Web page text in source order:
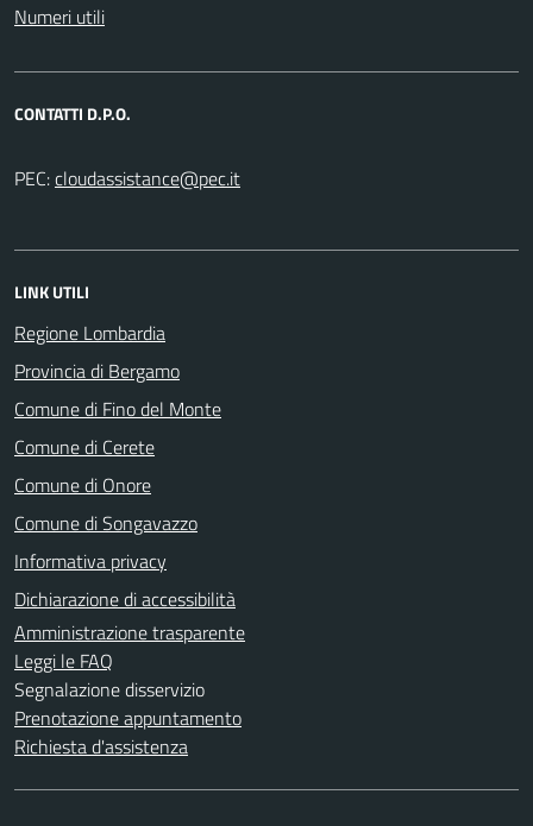
Numeri utili
CONTATTI D.P.O.
PEC:
LINK UTILI
Regione Lombardia
Provincia di Bergamo
Comune di Fino del Monte
Comune di Cerete
Comune di Onore
Comune di Songavazzo
Informativa privacy
Dichiarazione di accessibilità
Amministrazione trasparente
Leggi le FAQ
Segnalazione disservizio
Prenotazione appuntamento
Richiesta d'assistenza